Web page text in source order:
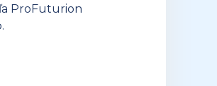
ProFuturion